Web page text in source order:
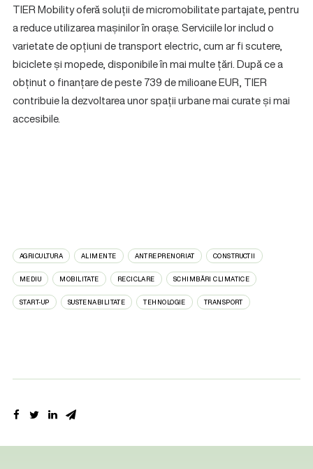
TIER Mobility oferă soluții de micromobilitate partajate, pentru
a reduce utilizarea mașinilor în orașe. Serviciile lor includ o
varietate de opțiuni de transport electric, cum ar fi scutere,
biciclete și mopede, disponibile în mai multe țări. După ce a
obținut o finanțare de peste 739 de milioane EUR, TIER
contribuie la dezvoltarea unor spații urbane mai curate și mai
accesibile.
AGRICULTURA ALIMENTE ANTREPRENORIAT CONSTRUCTII
MEDIU MOBILITATE RECICLARE SCHIMBĂRI CLIMATICE
START-UP SUSTENABILITATE TEHNOLOGIE TRANSPORT